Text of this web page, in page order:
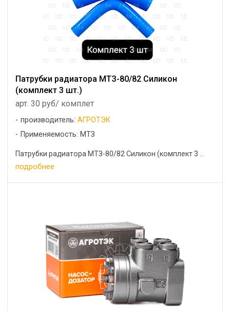
Патрубки радиатора МТЗ-80/82 Силикон
(комплект 3 шт.)
арт. 30 руб/ комплет
производитель:АГРОТЭК
Применяемость: МТЗ
Патрубки радиатора МТЗ-80/82 Силикон (комплект 3 ...
подробнее